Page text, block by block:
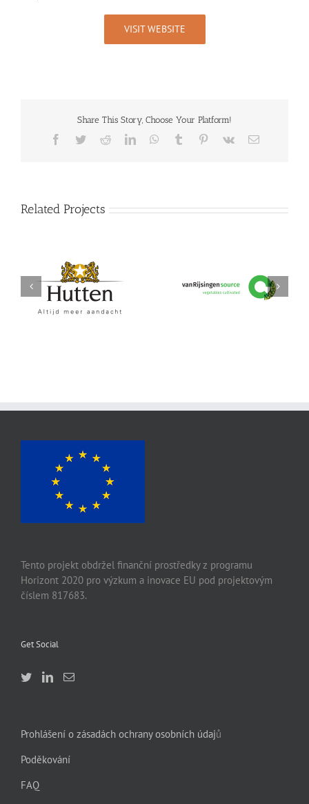
VISIT WEBSITE
Share This Story, Choose Your Platform!
Facebook
TwitterRedditLinkedInWhatsApp
Tumblr Pinterest
Vk Email
Related Projects
Hutten vanRijsingeningredients
Tento projekt obdržel finanční prostředky z programu
Horizont 2020 pro výzkum a inovace EU pod projektovým
číslem 817683.
Get Social
Prohlášení o zásadách ochrany osobních údajů
Poděkování
FAQ